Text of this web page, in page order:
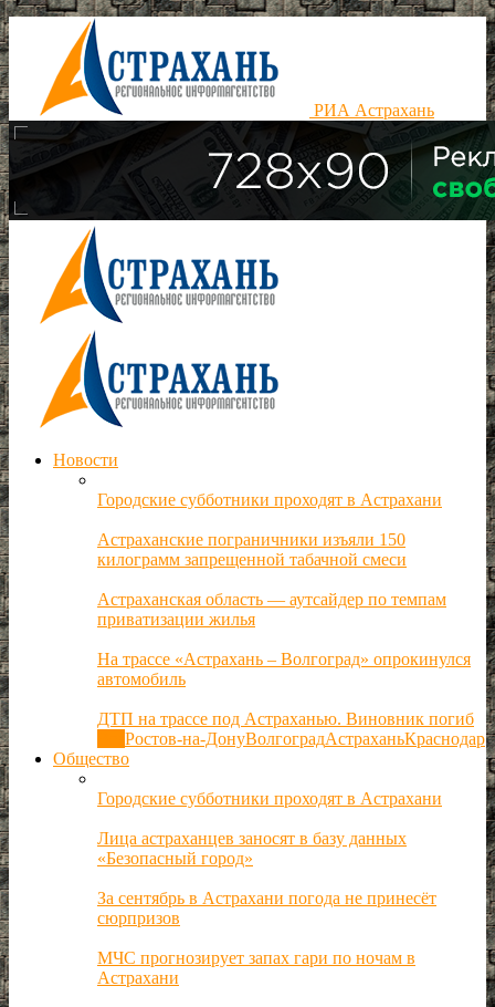
РИА Астрахань
Новости
Городские субботники проходят в Астрахани
Астраханские пограничники изъяли 150
килограмм запрещенной табачной смеси
Астраханская область — аутсайдер по темпам
приватизации жилья
На трассе «Астрахань – Волгоград» опрокинулся
автомобиль
ДТП на трассе под Астраханью. Виновник погиб
Ростов-на-ДонуВолгоградАстраханьКраснодар
Общество
Городские субботники проходят в Астрахани
Лица астраханцев заносят в базу данных
«Безопасный город»
За сентябрь в Астрахани погода не принесёт
сюрпризов
МЧС прогнозирует запах гари по ночам в
Астрахани